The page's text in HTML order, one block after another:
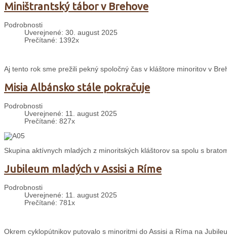
Miništrantský tábor v Brehove
Podrobnosti
Uverejnené: 30. august 2025
Prečítané: 1392x
Aj tento rok sme prežili pekný spoločný čas v kláštore minoritov v
Misia Albánsko stále pokračuje
Podrobnosti
Uverejnené: 11. august 2025
Prečítané: 827x
Skupina aktívnych mladých z minoritských kláštorov sa spolu s
Jubileum mladých v Assisi a Ríme
Podrobnosti
Uverejnené: 11. august 2025
Prečítané: 781x
Okrem cyklopútnikov putovalo s minoritmi do Assisi a Ríma na